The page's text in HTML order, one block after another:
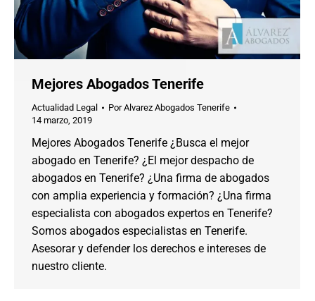
Mejores Abogados Tenerife
Actualidad Legal PorAlvarez Abogados Tenerife
14 marzo, 2019
Mejores Abogados Tenerife ¿Busca el mejor
abogado en Tenerife? ¿El mejor despacho de
abogados en Tenerife? ¿Una firma de abogados
con amplia experiencia y formación? ¿Una firma
especialista con abogados expertos en Tenerife?
Somos abogados especialistas en Tenerife.
Asesorar y defender los derechos e intereses de
nuestro cliente.